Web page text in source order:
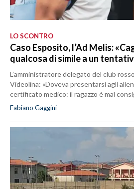
LO SCONTRO
Caso Esposito, l’Ad Melis:
qualcosa di simile a un
L’amministratore delegato del club
Videolina: «Doveva presentarsi agli
certificato medico: il ragazzo è mal
Fabiano Gaggini